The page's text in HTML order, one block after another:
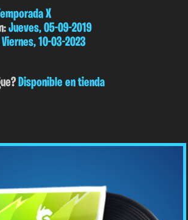
X
Jueves, 05-09-2019
Viernes, 10-03-2023
Disponible en tienda